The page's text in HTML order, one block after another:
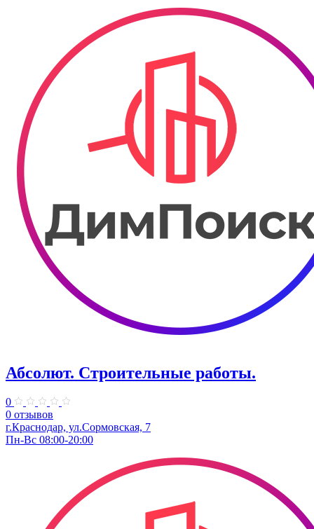
Абсолют. Строительные работы.
0
0 отзывов
г.Краснодар, ул.Сормовская, 7
Пн-Вс 08:00-20:00